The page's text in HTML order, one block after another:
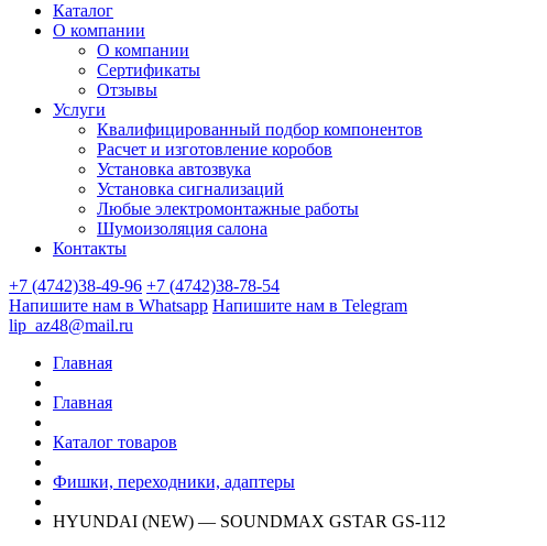
Каталог
О компании
О компании
Сертификаты
Отзывы
Услуги
Квалифицированный подбор компонентов
Расчет и изготовление коробов
Установка автозвука
Установка сигнализаций
Любые электромонтажные работы
Шумоизоляция салона
Контакты
+7 (4742)38-49-96 +7 (4742)38-78-54
Напишите нам в Whatsapp Напишите нам в Telegram
lip_az48@mail.ru
Главная
Главная
Каталог товаров
Фишки, переходники, адаптеры
HYUNDAI (NEW) — SOUNDMAX GSTAR GS-112